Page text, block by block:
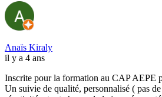
Anaïs Kiraly
il y a 4 ans
Inscrite pour la formation au CAP AEPE
Un suivie de qualité, personnalisé ( pas